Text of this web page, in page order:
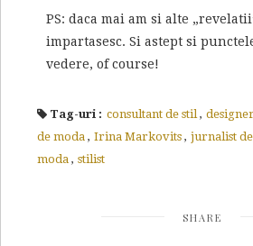
PS: daca mai am si alte
impartasesc. Si astept si
vedere, of course!
Tag-uri : consultant de stil ,
de moda , Irina Markovits , jurnalist
moda , stilist
SHARE